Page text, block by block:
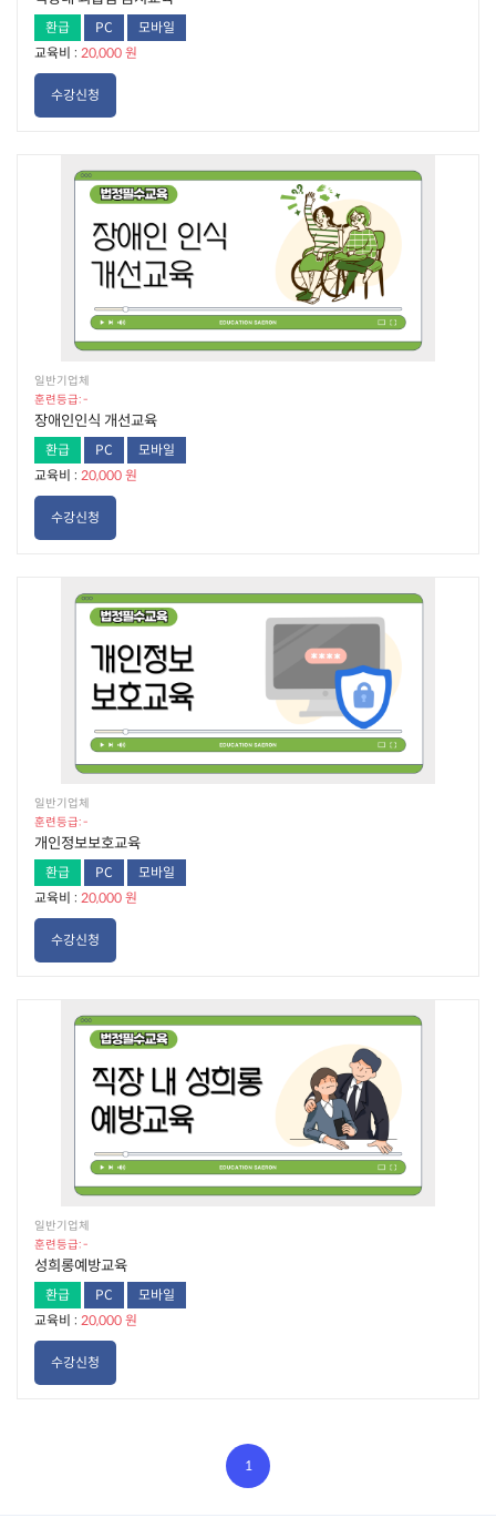
환급 PC
모바일
교육비 : 20,000 원
수강신청
일반기업체
훈련등급: -
장애인인식 개선교육
환급 PC
모바일
교육비 : 20,000 원
수강신청
일반기업체
훈련등급: -
개인정보보호교육
환급 PC
모바일
교육비 : 20,000 원
수강신청
일반기업체
훈련등급: -
성희롱예방교육
환급 PC
모바일
교육비 : 20,000 원
수강신청
1